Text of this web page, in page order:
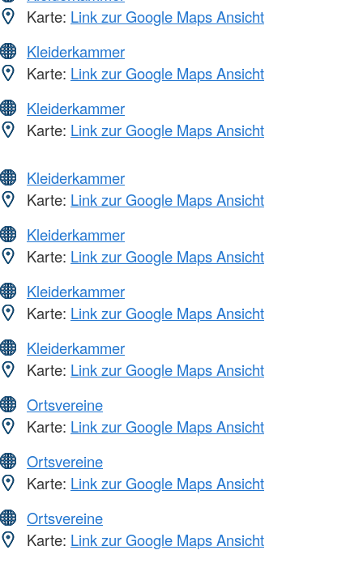
Karte: Link zur Google Maps Ansicht
Kleiderkammer
Karte: Link zur Google Maps Ansicht
Kleiderkammer
Karte: Link zur Google Maps Ansicht
Kleiderkammer
Karte: Link zur Google Maps Ansicht
Kleiderkammer
Karte: Link zur Google Maps Ansicht
Kleiderkammer
Karte: Link zur Google Maps Ansicht
Kleiderkammer
Karte: Link zur Google Maps Ansicht
Ortsvereine
Karte: Link zur Google Maps Ansicht
Ortsvereine
Karte: Link zur Google Maps Ansicht
Ortsvereine
Karte: Link zur Google Maps Ansicht